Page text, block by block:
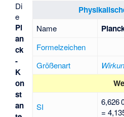
Name
Formelzeichen
Größenart
SI 6 626
=4
Di
e
Pl
an
ck
-
K
on
st
an